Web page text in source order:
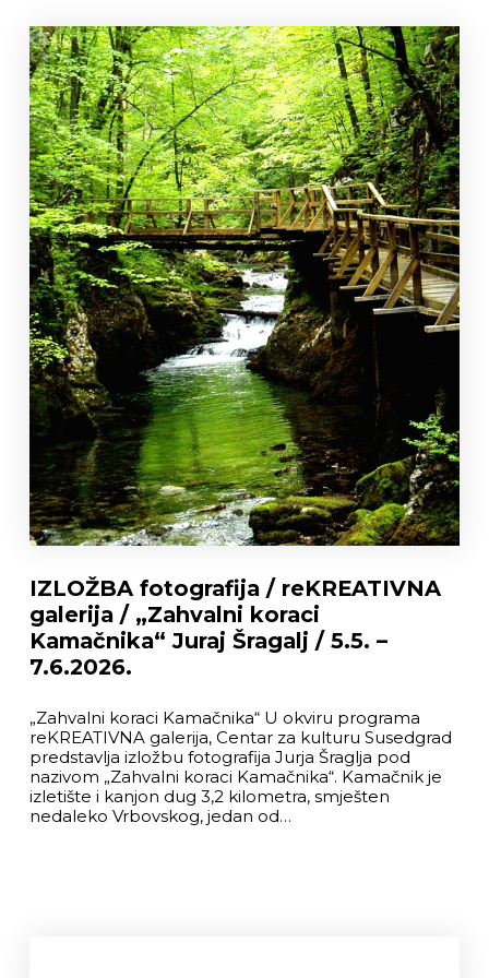
IZLOŽBA fotografija / reKREATIVNA
galerija / „Zahvalni koraci
Kamačnika“ Juraj Šragalj / 5.5. –
7.6.2026.
„Zahvalni koraci Kamačnika“ U okviru programa
reKREATIVNA galerija, Centar za kulturu Susedgrad
predstavlja izložbu fotografija Jurja Šraglja pod
nazivom „Zahvalni koraci Kamačnika“. Kamačnik je
izletište i kanjon dug 3,2 kilometra, smješten
nedaleko Vrbovskog, jedan od…